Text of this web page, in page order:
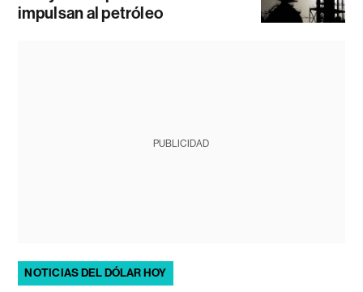
impulsan al petróleo
PUBLICIDAD
NOTICIAS DEL DÓLAR HOY